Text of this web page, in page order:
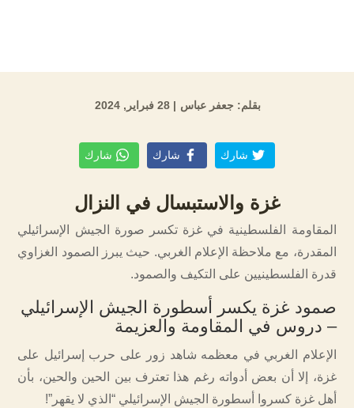
بقلم: جعفر عباس | 28 فبراير, 2024
شارك شارك شارك
غزة والاستبسال في النزال
المقاومة الفلسطينية في غزة تكسر صورة الجيش الإسرائيلي
المقدرة، مع ملاحظة الإعلام الغربي. حيث يبرز الصمود الغزاوي
قدرة الفلسطينيين على التكيف والصمود.
صمود غزة يكسر أسطورة الجيش الإسرائيلي
– دروس في المقاومة والعزيمة
الإعلام الغربي في معظمه شاهد زور على حرب إسرائيل على
غزة، إلا أن بعض أدواته رغم هذا تعترف بين الحين والحين، بأن
أهل غزة كسروا أسطورة الجيش الإسرائيلي “الذي لا يقهر”!